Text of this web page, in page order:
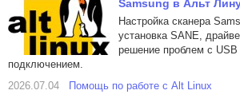
Samsung в Альт
Настройка сканера
установка SANE,
решение проблем с
подключением.
2026.07.04
Помощь по работе с Alt Linux